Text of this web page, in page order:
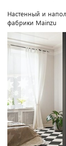
Настенный и
фабрики Mainzu